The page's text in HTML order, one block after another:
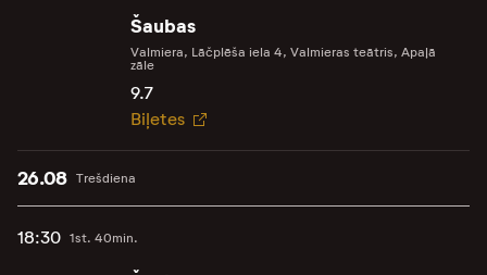
Šaubas
Valmiera, Lāčplēša iela 4, Valmieras teātris, Apaļā
zāle
9.7
Biļetes
Trešdiena
26.08
18:30 1st. 40min.